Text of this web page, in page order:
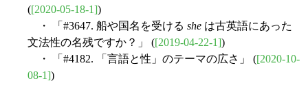
([2020-05-18-1])
・ 「#3647. 船や国名を受ける she は古英語にあった
文法性の名残ですか？」 ([2019-04-22-1])
・ 「#4182. 「言語と性」のテーマの広さ」 ([2020-10-
08-1])